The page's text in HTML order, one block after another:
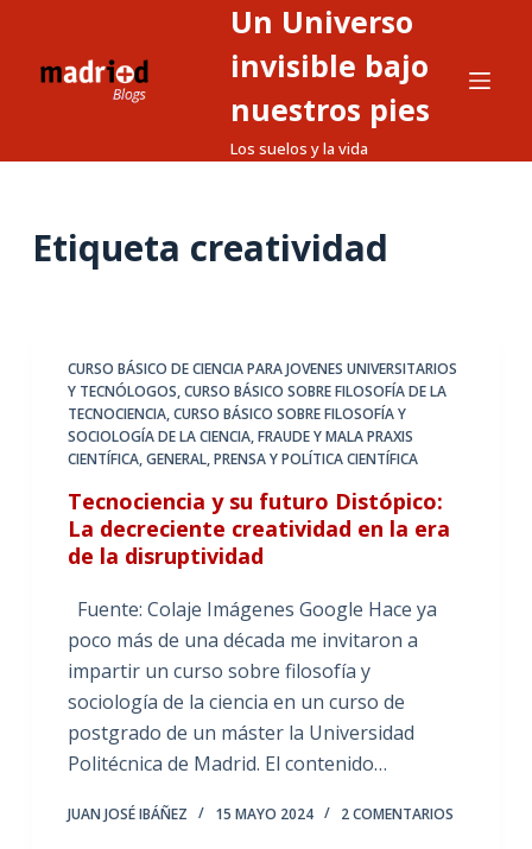
Un Universo
invisible bajo
nuestros pies
Los suelos y la vida
Etiqueta creatividad
CURSO BÁSICO DE CIENCIA PARA JOVENES UNIVERSITARIOS
Y TECNÓLOGOS,CURSO BÁSICO SOBRE FILOSOFÍA DE LA
TECNOCIENCIA,CURSO BÁSICO SOBRE FILOSOFÍA Y
SOCIOLOGÍA DE LA CIENCIA,FRAUDE Y MALA PRAXIS
CIENTÍFICA,GENERAL,PRENSA Y POLÍTICA CIENTÍFICA
Tecnociencia y su futuro Distópico:
La decreciente creatividad en la era
de la disruptividad
Fuente: Colaje Imágenes Google Hace ya
poco más de una década me invitaron a
impartir un curso sobre filosofía y
sociología de la ciencia en un curso de
postgrado de un máster la Universidad
Politécnica de Madrid. El contenido…
JUAN JOSÉ IBÁÑEZ 15 MAYO 2024 2 COMENTARIOS